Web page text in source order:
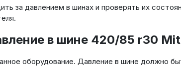
за давлением в шинах и проверять их
в шине 420/85 r30
оборудование. Давление в шине должно